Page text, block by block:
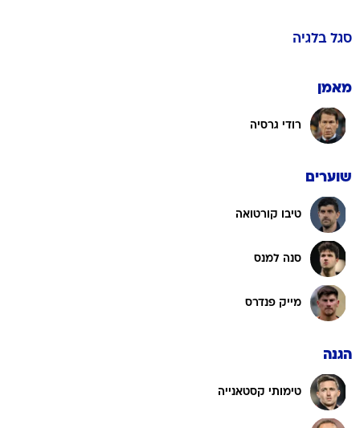
סגל בלגיה
מאמן
רודי גרסיה
שוערים
טיבו קורטואה
סנה למנס
מייק פנדרס
הגנה
טימותי קסטאנייה